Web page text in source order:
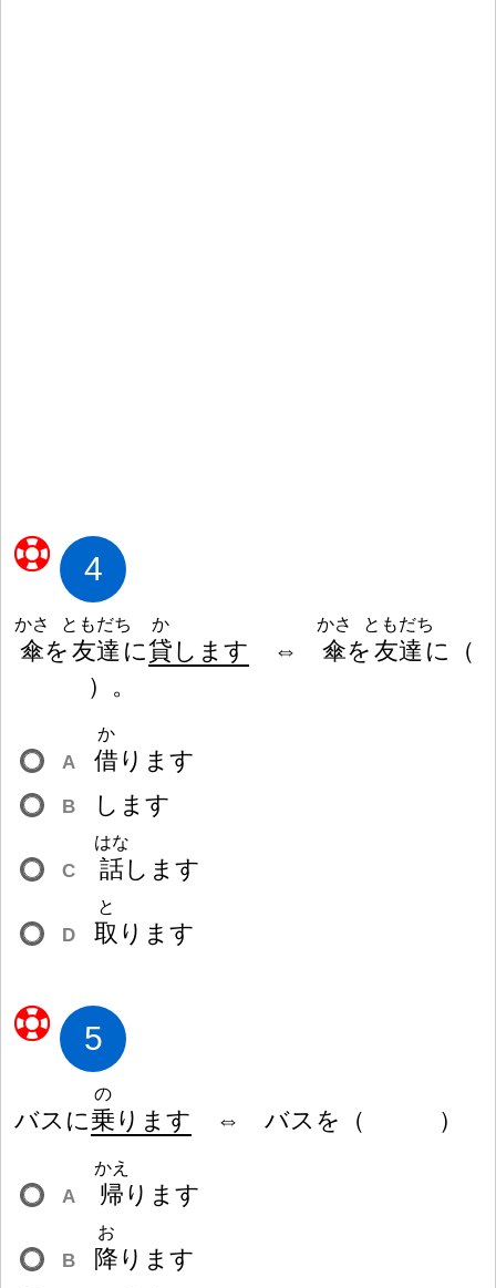
4
傘
かさ
を 友達
ともだち
に貸
か
します ⇔ 傘
かさ
を 友達
ともだち
に
（
） 。
A 借
か
ります
B します
C 話
はな
します
D 取
と
ります
5
バスに乗
の
ります ⇔ バスを （ ）
A 帰
かえ
ります
B 降
お
ります